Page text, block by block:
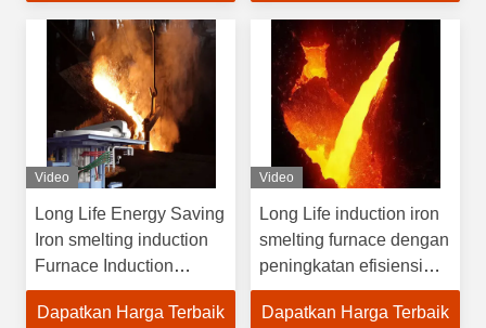
Video
Long Life Energy Saving
Iron smelting induction
Furnace Induction
Furnace dengan operasi
sederhana
Dapatkan Harga Terbaik
Video
Long Life induction iron
smelting furnace dengan
peningkatan efisiensi
energi dan fitur
keselamatan
Dapatkan Harga Terbaik